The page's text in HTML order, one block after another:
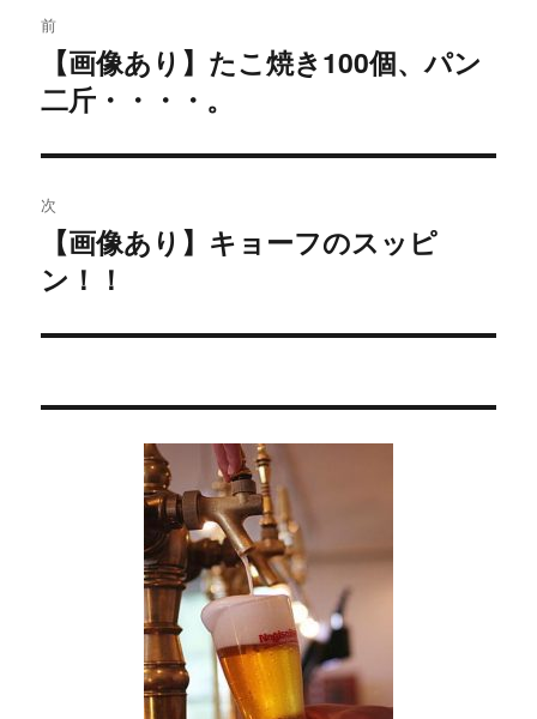
稿
ナ
ビ
ゲ
ー
シ
ン
前
去
投
稿:
【画像あり】たこ焼き100個、パン
二斤・・・・。
次
の
稿:
【画像あり】キョーフのスッピ
ン！！